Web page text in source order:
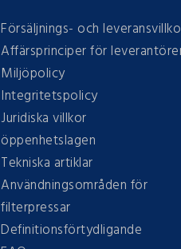
Försäljnings- och
Affärsprinciper för
Miljöpolicy
Integritetspolicy
Juridiska villkor
öppenhetslagen
Tekniska artiklar
Användningsområden för
filterpressar
Definitionsförtydligande